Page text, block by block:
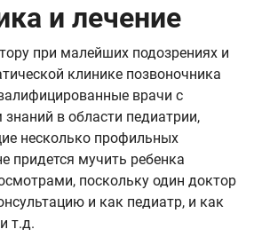
и лечение
при малейших подозрениях и
клинике позвоночника
врачи с
в области педиатрии,
несколько профильных
придется мучить ребенка
поскольку один доктор
и как педиатр, и как
т.д.